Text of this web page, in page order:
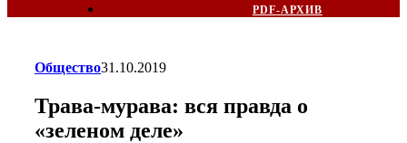
PDF-АРХИВ
Общество31.10.2019
Трава-мурава: вся правда о
«зеленом деле»